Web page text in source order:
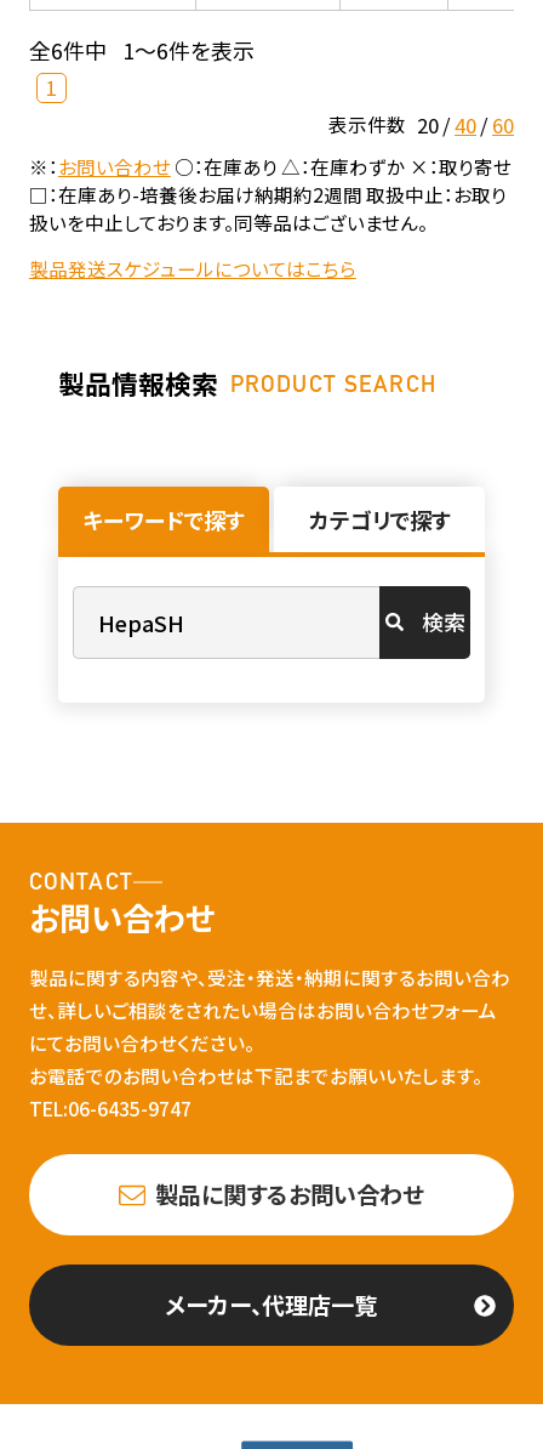
全6件中 1～6件を表示
1
表示件数 20 40 60
※：お問い合わせ○：在庫あり △：在庫わずか ×：取り寄せ
□：在庫あり-培養後お届け納期約2週間 取扱中止：お取り
扱いを中止しております。同等品はございません。
製品発送スケジュールについてはこちら
製品情報検索 PRODUCT SEARCH
キーワードで探す カテゴリで探す
検索
CONTACT
お問い合わせ
製品に関する内容や、受注・発送・納期に関するお問い合わ
せ、詳しいご相談をされたい場合はお問い合わせフォーム
にてお問い合わせください。
お電話でのお問い合わせは下記までお願いいたします。
TEL:06-6435-9747
製品に関するお問い合わせ
メーカー、代理店一覧